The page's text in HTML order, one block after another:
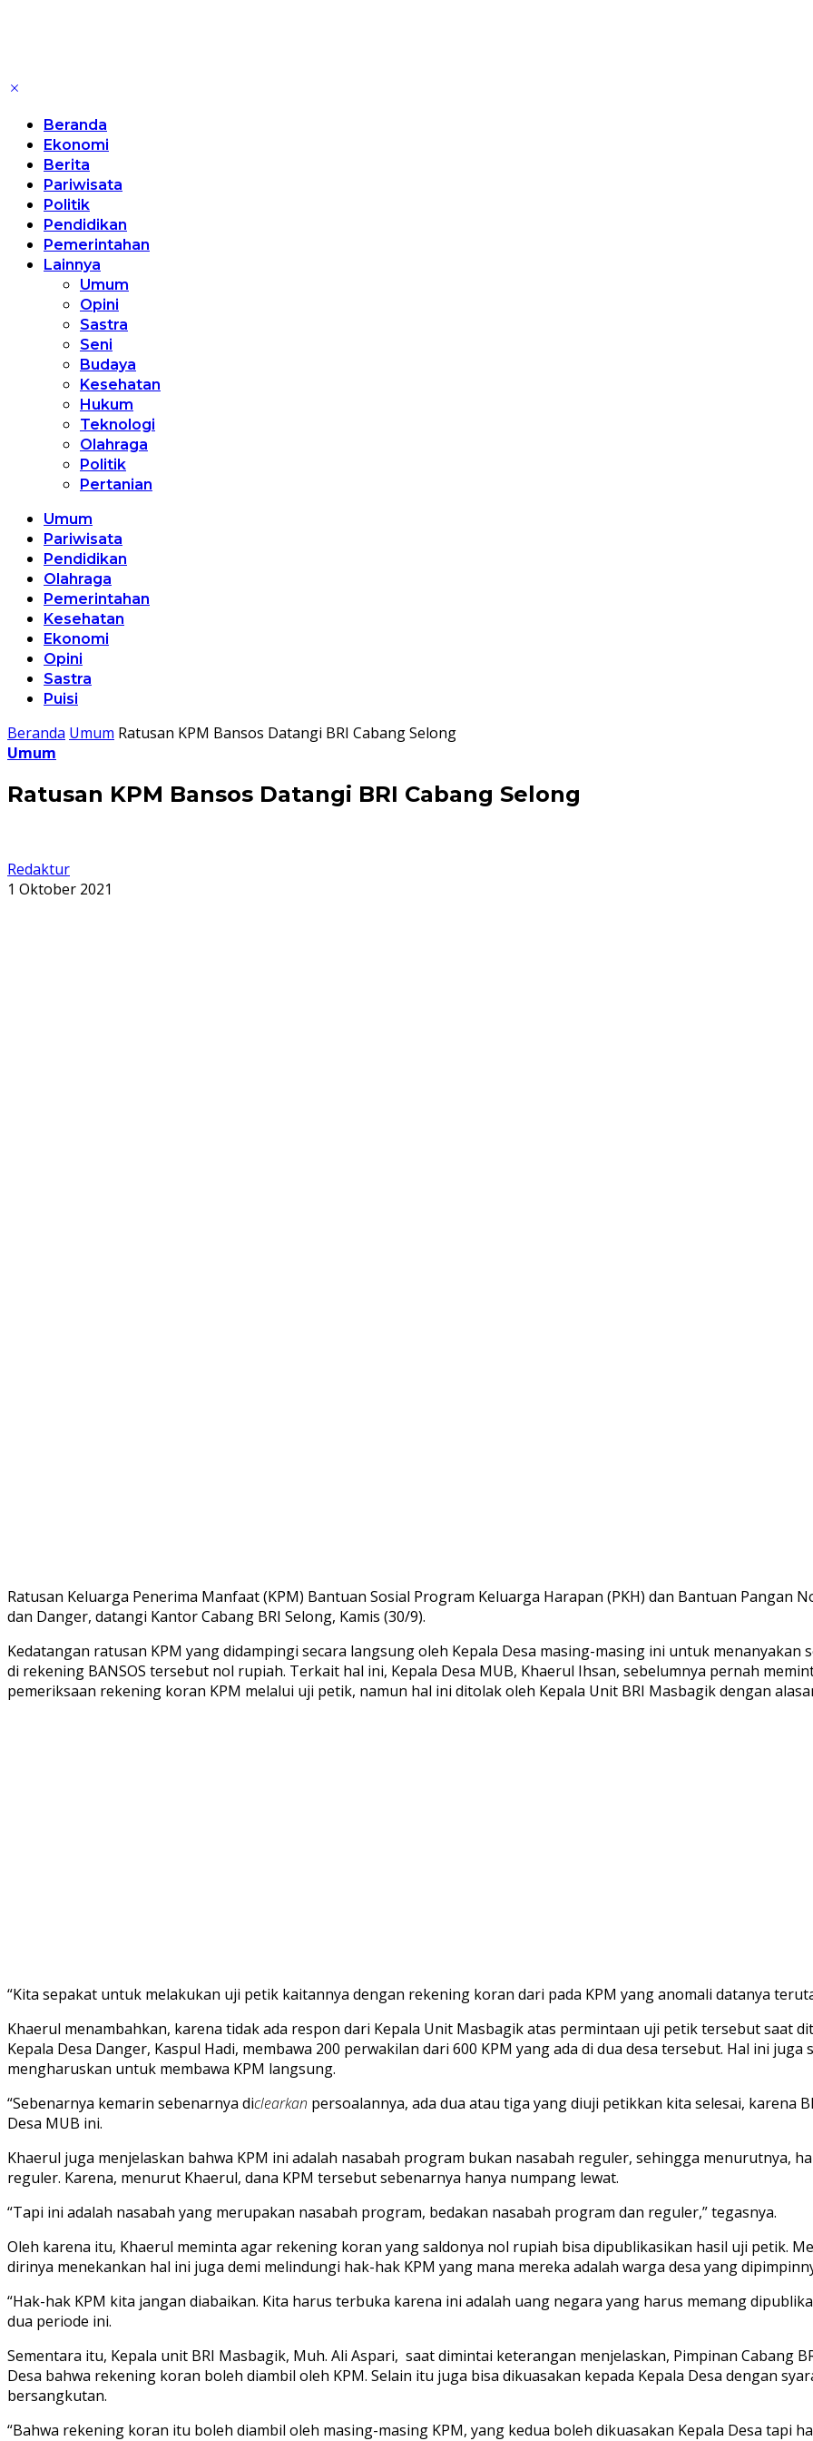
Beranda
Ekonomi
Berita
Pariwisata
Politik
Pendidikan
Pemerintahan
Lainnya
Umum
Opini
Sastra
Seni
Budaya
Kesehatan
Hukum
Teknologi
Olahraga
Politik
Pertanian
Umum
Pariwisata
Pendidikan
Olahraga
Pemerintahan
Kesehatan
Ekonomi
Opini
Sastra
Puisi
Beranda Umum Ratusan KPM Bansos Datangi BRI Cabang Selong
Umum
Ratusan KPM Bansos Datangi BRI Cabang Selong
Redaktur
1 Oktober 2021
Ratusan Keluarga Penerima Manfaat (KPM) Bantuan Sosial Program Keluarga Harapan (PKH) dan Bantuan Pangan
dan Danger, datangi Kantor Cabang BRI Selong, Kamis (30/9).
Kedatangan ratusan KPM yang didampingi secara langsung oleh Kepala Desa masing-masing ini untuk
di rekening BANSOS tersebut nol rupiah. Terkait hal ini, Kepala Desa MUB, Khaerul Ihsan, sebelumnya pernah
pemeriksaan rekening koran KPM melalui uji petik, namun hal ini ditolak oleh Kepala Unit BRI Masbagik dengan
“Kita sepakat untuk melakukan uji petik kaitannya dengan rekening koran dari pada KPM yang anomali datanya
Khaerul menambahkan, karena tidak ada respon dari Kepala Unit Masbagik atas permintaan uji petik tersebut saat
Kepala Desa Danger, Kaspul Hadi, membawa 200 perwakilan dari 600 KPM yang ada di dua desa tersebut. Hal ini
mengharuskan untuk membawa KPM langsung.
“Sebenarnya kemarin sebenarnya diclearkan persoalannya, ada dua atau tiga yang diuji petikkan kita selesai, karena
Desa MUB ini.
Khaerul juga menjelaskan bahwa KPM ini adalah nasabah program bukan nasabah reguler, sehingga menurutnya,
reguler. Karena, menurut Khaerul, dana KPM tersebut sebenarnya hanya numpang lewat.
“Tapi ini adalah nasabah yang merupakan nasabah program, bedakan nasabah program dan reguler,” tegasnya.
Oleh karena itu, Khaerul meminta agar rekening koran yang saldonya nol rupiah bisa dipublikasikan hasil uji petik.
dirinya menekankan hal ini juga demi melindungi hak-hak KPM yang mana mereka adalah warga desa yang
“Hak-hak KPM kita jangan diabaikan. Kita harus terbuka karena ini adalah uang negara yang harus memang
dua periode ini.
Sementara itu, Kepala unit BRI Masbagik, Muh. Ali Aspari, saat dimintai keterangan menjelaskan, Pimpinan Cabang
Desa bahwa rekening koran boleh diambil oleh KPM. Selain itu juga bisa dikuasakan kepada Kepala Desa dengan
bersangkutan.
“Bahwa rekening koran itu boleh diambil oleh masing-masing KPM, yang kedua boleh dikuasakan Kepala Desa tapi